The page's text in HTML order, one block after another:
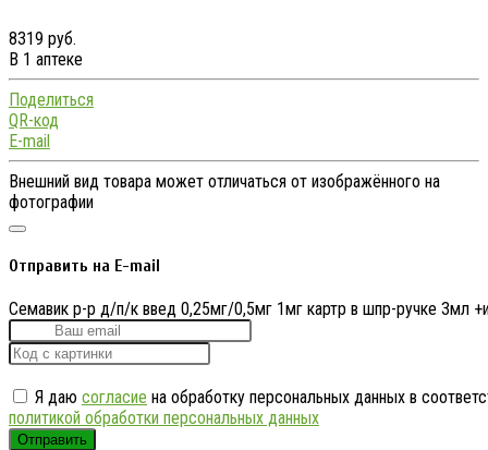
8319 руб.
В 1 аптеке
Поделиться
QR-код
E-mail
Внешний вид товара может отличаться от изображённого на
фотографии
Отправить на E-mail
Семавик р-р д/п/к введ 0,25мг/0,5мг 1мг картр в шпр-ручке 3мл
Я даю согласие на обработку персональных данных в
политикой обработки персональных данных
Отправить